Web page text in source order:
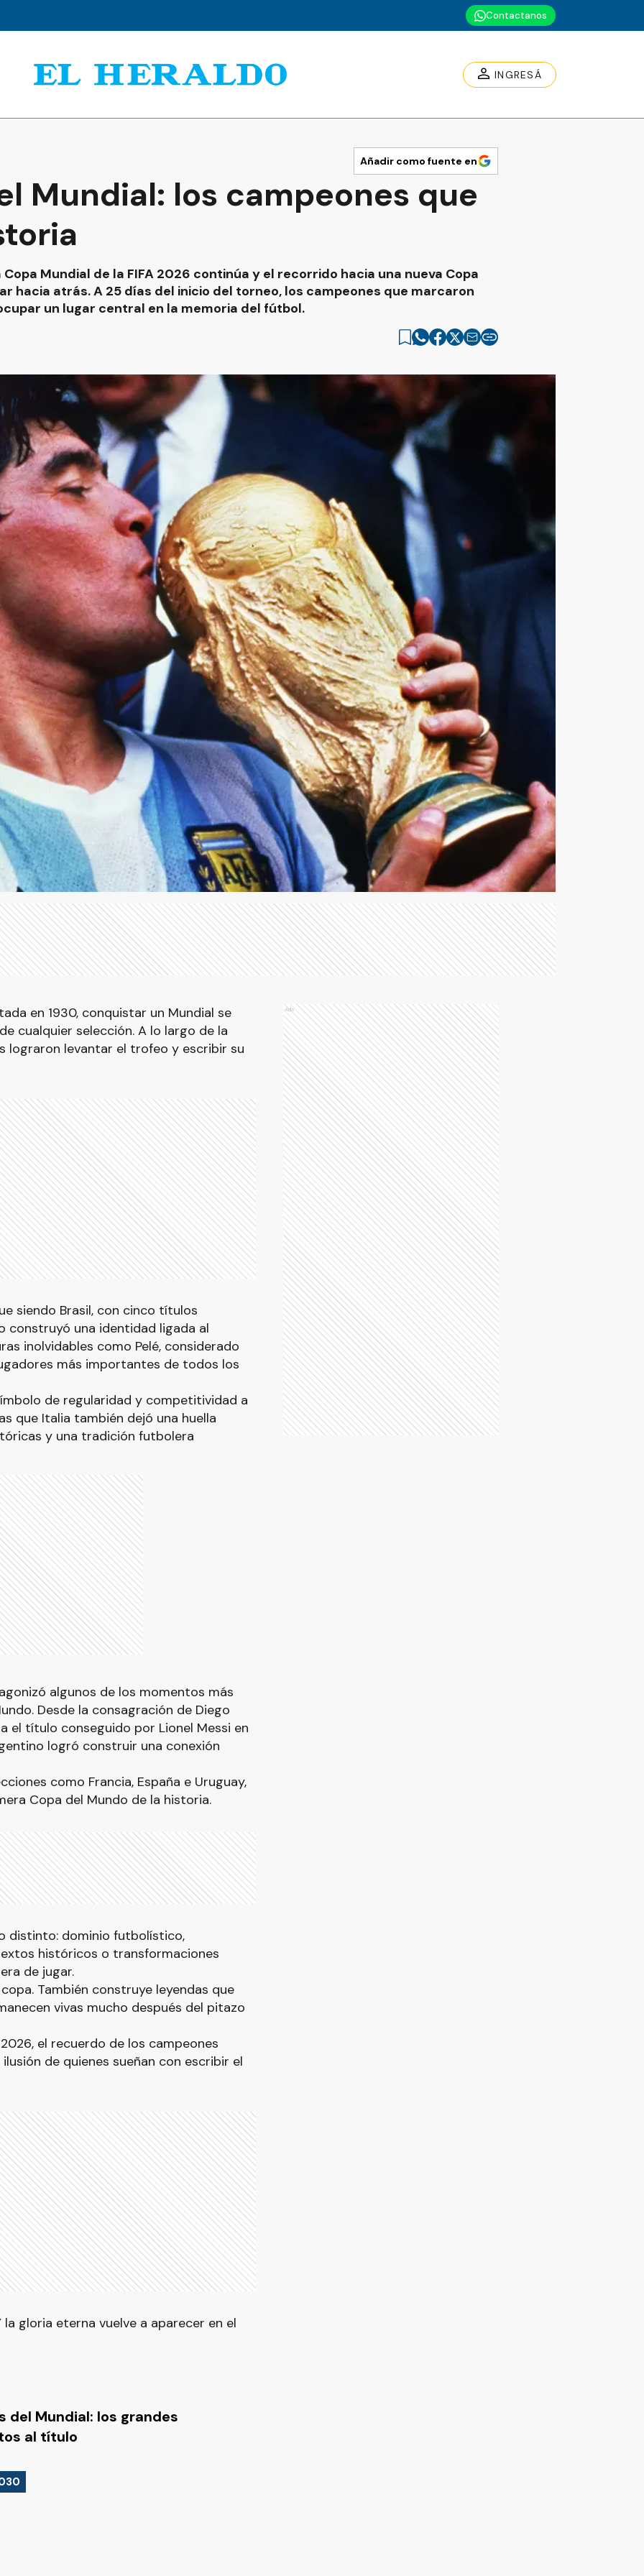
Contactanos
INGRESÁ
Añadir como fuente en
Mundial: los campeones que
Mundial de la FIFA 2026 continúa y el recorrido hacia una nueva Copa
hacia atrás. A 25 días del inicio del torneo, los campeones que marcaron
un lugar central en la memoria del fútbol.
en 1930, conquistar un Mundial se
cualquier selección. A lo largo de la
lograron levantar el trofeo y escribir su
siendo Brasil, con cinco títulos
construyó una identidad ligada al
inolvidables como Pelé, considerado
más importantes de todos los
de regularidad y competitividad a
que Italia también dejó una huella
y una tradición futbolera
algunos de los momentos más
Desde la consagración de Diego
el título conseguido por Lionel Messi en
logró construir una conexión
como Francia, España e Uruguay,
Copa del Mundo de la historia.
distinto: dominio futbolístico,
históricos o transformaciones
de jugar.
También construye leyendas que
vivas mucho después del pitazo
el recuerdo de los campeones
de quienes sueñan con escribir el
gloria eterna vuelve a aparecer en el
del Mundial: los grandes
al título
Ads